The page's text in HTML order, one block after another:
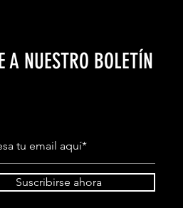
A NUESTRO BOLETÍN
Suscribirse ahora